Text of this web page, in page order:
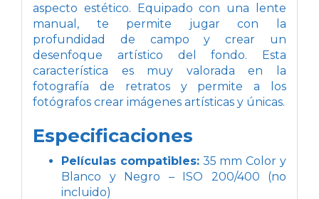
aspecto estético. Equipado con una lente
manual, te permite jugar con la
profundidad de campo y crear un
desenfoque artístico del fondo. Esta
característica es muy valorada en la
fotografía de retratos y permite a los
fotógrafos crear imágenes artísticas y únicas.
Especificaciones
Películas compatibles:35 mm Color y
Blanco y Negro – ISO 200/400 (no
incluido)